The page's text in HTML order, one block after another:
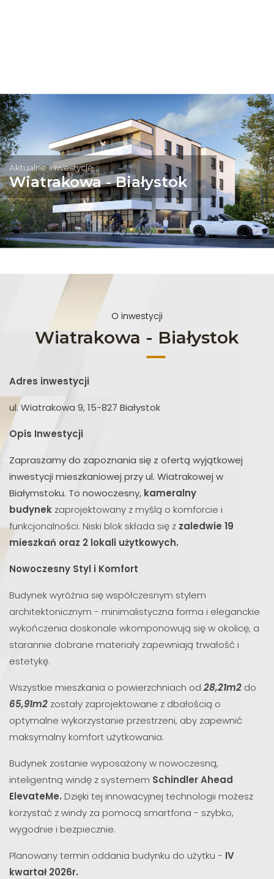
Aktualne inwestycje
Wiatrakowa - Białystok
O inwestycji
Wiatrakowa - Białystok
Adres inwestycji
ul. Wiatrakowa 9,15-827 Białystok
Opis Inwestycji
Zapraszamy do zapoznania się z ofertą wyjątkowej
inwestycji mieszkaniowej przy ul. Wiatrakowej w
Białymstoku. To nowoczesny, kameralny
budynek zaprojektowany z myślą o komforcie i
funkcjonalności. Niski blok składa się z zaledwie 19
mieszkań oraz 2 lokali użytkowych.
Nowoczesny Styl i Komfort
Budynek wyróżnia się współczesnym stylem
architektonicznym - minimalistyczna forma i eleganckie
wykończenia doskonale wkomponowują się w okolicę, a
starannie dobrane materiały zapewniają trwałość i
estetykę.
Wszystkie mieszkania o powierzchniach od 28,21m2 do
65,91m2 zostały zaprojektowane z dbałością o
optymalne wykorzystanie przestrzeni, aby zapewnić
maksymalny komfort użytkowania.
Budynek zostanie wyposażony w nowoczesną,
inteligentną windę z systemem Schindler Ahead
ElevateMe. Dzięki tej innowacyjnej technologii możesz
korzystać z windy za pomocą smartfona - szybko,
wygodnie i bezpiecznie.
Planowany termin oddania budynku do użytku - IV
kwartał 2026r.